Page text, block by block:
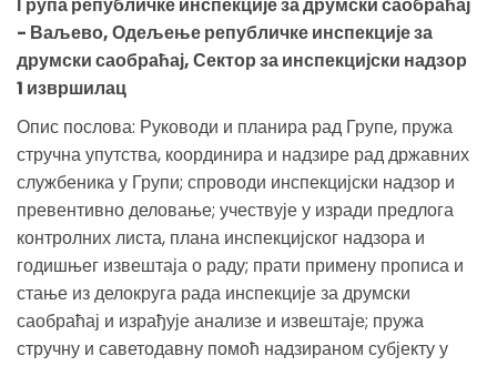
- Ваљево, Одељење републичке инспекције за
друмски саобраћај, Сектор за инспекцијски надзор
1 извршилац
Опис послова: Руководи и планира рад Групе, пружа
стручна упутства, координира и надзире рад државних
службеника у Групи; спроводи инспекцијски надзор и
превентивно деловање; учествује у изради предлога
контролних листа, плана инспекцијског надзора и
годишњег извештаја о раду; прати примену прописа и
стање из делокруга рада инспекције за друмски
саобраћај и израђује анализе и извештаје; пружа
стручну и саветодавну помоћ надзираном субјекту у